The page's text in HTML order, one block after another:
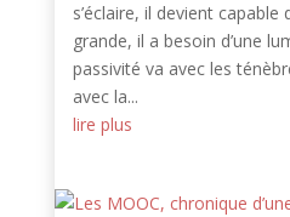
s’éclaire, il devient capable
grande, il a besoin d’une
passivité va avec les
avec la...
lire plus